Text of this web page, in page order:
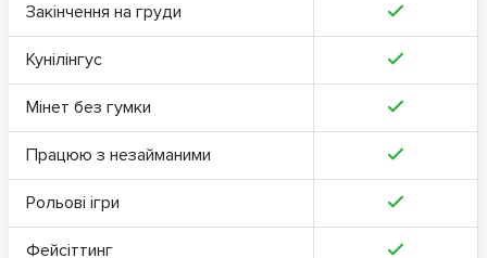
Закінчення на груди
Кунілінгус
Мінет без гумки
Працюю з незайманими
Рольові ігри
Фейсіттинг